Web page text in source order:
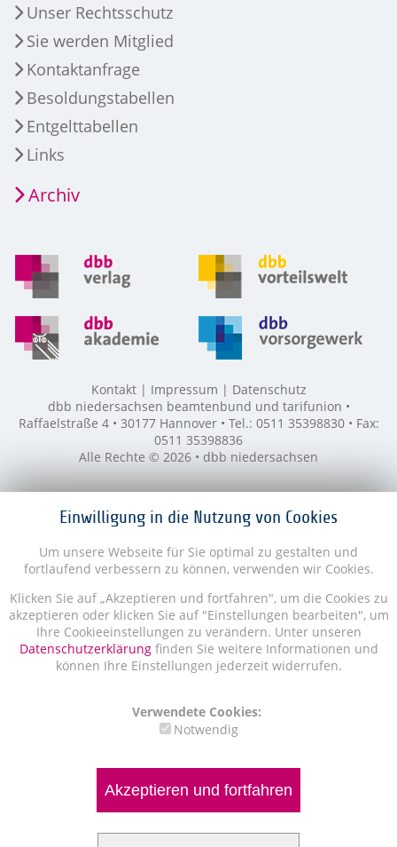
Einwilligung in die Nutzung von Cookies
Um unsere Webseite für Sie optimal zu gestalten und
fortlaufend verbessern zu können, verwenden wir Cookies.
Klicken Sie auf „Akzeptieren und fortfahren", um die Cookies zu
akzeptieren oder klicken Sie auf "Einstellungen bearbeiten", um
Ihre Cookieeinstellungen zu verändern. Unter unseren
Datenschutzerklärungfinden Sie weitere Informationen und
können Ihre Einstellungen jederzeit widerrufen.
Verwendete Cookies:
Notwendig
Akzeptieren und fortfahren
Unser Rechtsschutz
Sie werden Mitglied
Kontaktanfrage
Besoldungstabellen
Entgelttabellen
Links
Archiv
Kontakt Impressum
Datenschutz
dbb niedersachsen beamtenbund und tarifunion •
Raffaelstraße 4 • 30177 Hannover • Tel.: 0511 35398830 • Fax:
0511 35398836
Alle Rechte © 2026 • dbb niedersachsen